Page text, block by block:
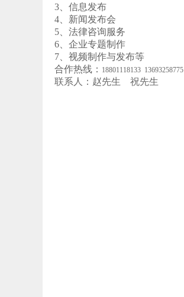
3、信息发布
4、新闻发布会
5、法律咨询服务
6、企业专题制作
7、视频制作与发布等
合作热线： 18801118133 13693258775
联系人：赵先生 祝先生